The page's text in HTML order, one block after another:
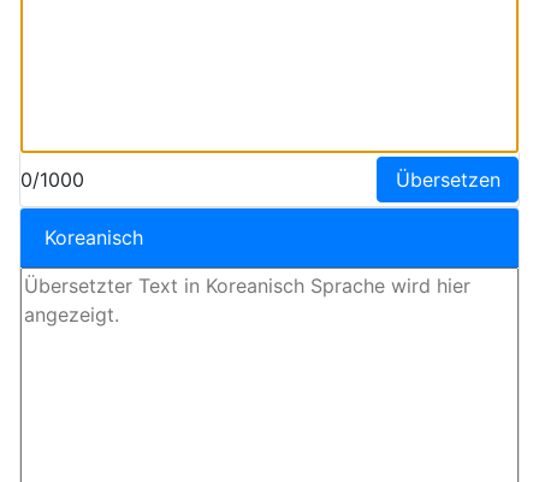
0/1000 Übersetzen
Koreanisch